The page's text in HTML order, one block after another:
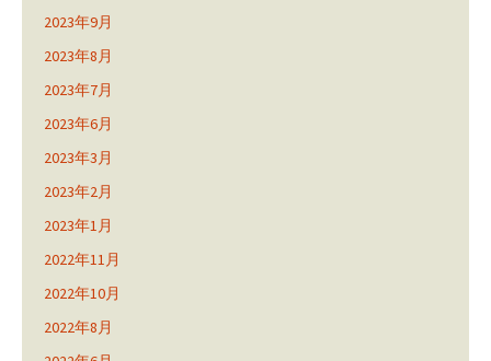
2023年9月
2023年8月
2023年7月
2023年6月
2023年3月
2023年2月
2023年1月
2022年11月
2022年10月
2022年8月